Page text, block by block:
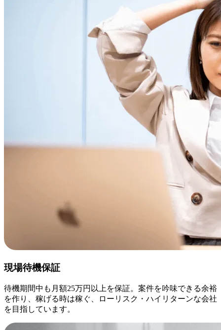
現場待機保証
待機期間中も月額25万円以上を保証。案件を吟味できる余裕
を作り、稼げる時は稼ぐ、ローリスク・ハイリターンな会社
を目指しています。